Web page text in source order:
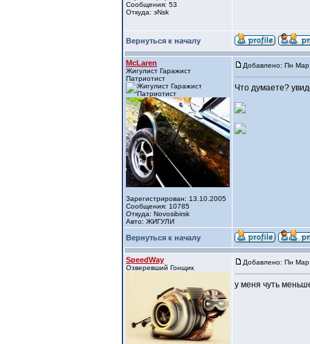
Сообщения: 53
Откуда: эNsk
Вернуться к началу
McLaren
Жигулист Гаражист
Патриотист
Зарегистрирован: 13.10.2005
Сообщения: 10785
Откуда: Novosibirsk
Авто: ЖИГУЛИ
Добавлено: Пн
Что думаете?
Вернуться к началу
SpeedWay
Озверевший Гонщик
Добавлено: Пн
у меня чуть